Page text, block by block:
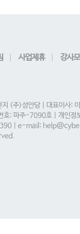
사업제휴 강사
(주)성안당 | 대표이사:
: 파주-7090호 | 개인정
| e-mail: